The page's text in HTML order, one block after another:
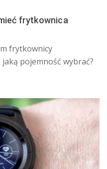
frytkownica
frytkownicy
jaką pojemność wybrać?